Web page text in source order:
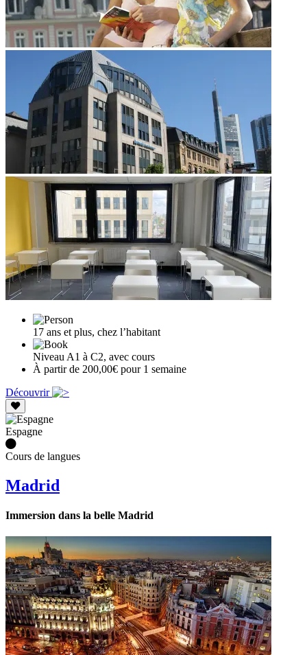
17 ans et plus, chez l’habitant
Niveau A1 à C2, avec cours
À partir de 200,00€ pour 1 semaine
Découvrir
Espagne
Cours de langues
Madrid
Immersion dans la belle Madrid